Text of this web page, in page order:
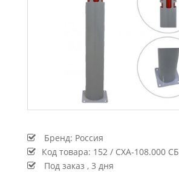
Бренд: Россия
Код товара: 152 / СХА-108.000 СБ
Под заказ , 3 дня